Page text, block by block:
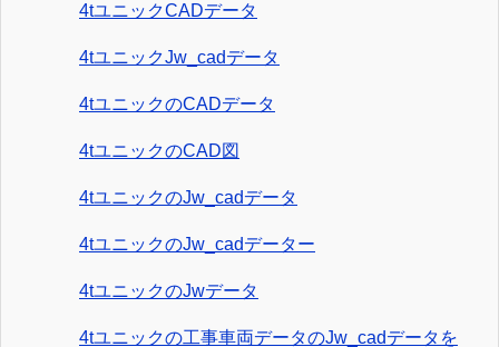
4tユニックCADデータ
4tユニックJw_cadデータ
4tユニックのCADデータ
4tユニックのCAD図
4tユニックのJw_cadデータ
4tユニックのJw_cadデーター
4tユニックのJwデータ
4tユニックの工事車両データのJw_cadデータを